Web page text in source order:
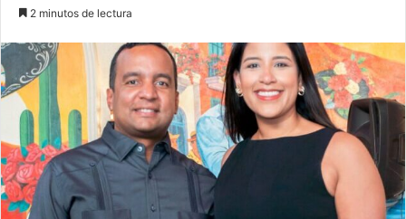
2 minutos de lectura